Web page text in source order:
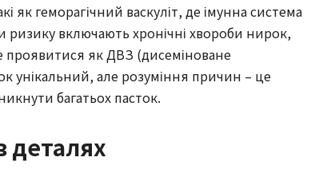
як геморагічний васкуліт, де імунна система
ризику включають хронічні хвороби нирок,
проявитися як ДВЗ (дисеміноване
унікальний, але розуміння причин – це
багатьох пасток.
деталях